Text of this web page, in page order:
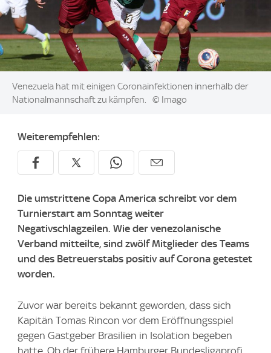
Image:
Venezuela hat mit einigen Coronainfektionen innerhalb der
Nationalmannschaft zu kämpfen.
© Imago
Weiterempfehlen:
Die umstrittene Copa America schreibt vor dem
Turnierstart am Sonntag weiter
Negativschlagzeilen. Wie der venezolanische
Verband mitteilte, sind zwölf Mitglieder des Teams
und des Betreuerstabs positiv auf Corona getestet
worden.
Zuvor war bereits bekannt geworden, dass sich
Kapitän Tomas Rincon vor dem Eröffnungsspiel
gegen Gastgeber Brasilien in Isolation begeben
hatte. Ob der frühere Hamburger Bundesligaprofi